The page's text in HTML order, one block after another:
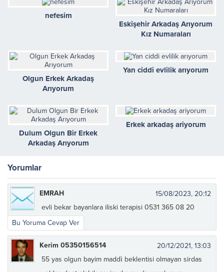
nefesim
Eskişehir Arkadaş Arıyorum
Kız Numaraları
Olgun Erkek Arkadaş
Arıyorum
Yan ciddi evlilik arıyorum
Dulum Olgun Bir Erkek
Arkadaş Arıyorum
Erkek arkadaş ariyorum
Yorumlar
EMRAH
15/08/2023, 20:12
evli bekar bayanlara iliski terapisi 0531 365 08 20
Bu Yoruma Cevap Ver
Kerim 05350156514
20/12/2021, 13:03
55 yas olgun bayim maddì beklentisi olmayan sirdas